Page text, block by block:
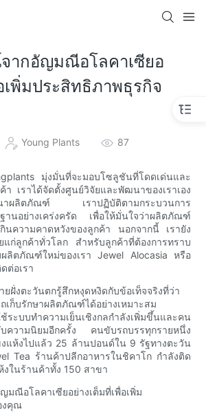
ากอัญมณีอโลคาเซียอ
เพิ่มประสิทธิภาพธุรกิจ
Young Plants 87
มุ่งมั่นที่จะมอบโซลูชันที่โดดเด่นและ
า เราได้จัดตั้งศูนย์วิจัยและพัฒนาของเราเอง
นาผลิตภัณฑ์ เราปฏิบัติตามกระบวนการ
านอย่างเคร่งครัด เพื่อให้มั่นใจว่าผลิตภัณฑ์
กินความคาดหวังของลูกค้า นอกจากนี้ เรายัง
แก่ลูกค้าทั่วโลก สำหรับลูกค้าที่ต้องการทราบ
ผลิตภัณฑ์ใหม่ของเรา Jewel Alocasia หรือ
ต่อเรา
ฝั่งตะวันตกรู้สึกหงุดหงิดกับข้อเท็จจริงที่ว่า
เก็บรักษาผลิตภัณฑ์ได้อย่างเหมาะสม
ระบบทำความเย็นเชิงกลกำลังเพิ่มขึ้นและคน
บความนิยมอีกครั้ง คนขับรถบรรทุกรายหนึ่ง
แห้งไปแล้ว 25 ล้านปอนด์ใน 9 รัฐทางตะวัน
Tea ร้านค้าปลีกอาหารในชิคาโก กำลังติด
ในร้านค้าทั้ง 150 สาขา